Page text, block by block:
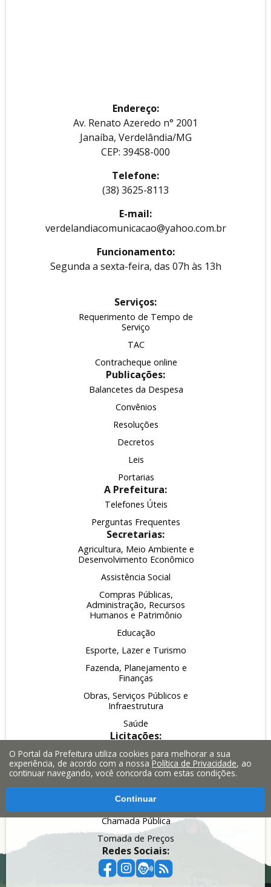
Endereço:
Av. Renato Azeredo n° 2001
Janaíba, Verdelândia/MG
CEP: 39458-000
Telefone:
(38) 3625-8113
E-mail:
verdelandiacomunicacao@yahoo.com.br
Funcionamento:
Segunda a sexta-feira, das 07h às 13h
Serviços:
Requerimento de Tempo de
Serviço
TAC
Contracheque online
Publicações:
Balancetes da Despesa
Convênios
Resoluções
Decretos
Leis
Portarias
A Prefeitura:
Telefones Úteis
Perguntas Frequentes
Secretarias:
Agricultura, Meio Ambiente e
Desenvolvimento Econômico
Assistência Social
Compras Públicas,
Administração, Recursos
Humanos e Patrimônio
Educação
Esporte, Lazer e Turismo
Fazenda, Planejamento e
Finanças
Obras, Serviços Públicos e
Infraestrutura
Saúde
Licitações:
Pregão
Leilão
Inexigibilidade
Dispensa
Chamada Pública
Tomada de Preços
Redes Sociais:
O Portal da Prefeitura utiliza cookies para melhorar a sua
experiência, de acordo com a nossaPolítica de Privacidade, ao
continuar navegando, você concorda com estas condições.
Continuar